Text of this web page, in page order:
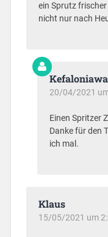
ein Sprutz
nicht nur nach
20/04/2021
Einen Spritzer
Danke für den
ich mal.
Klaus
15/05/2021 um